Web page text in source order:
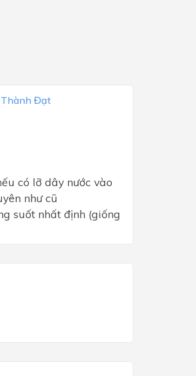
Thành Đạt
có lỡ dây nước vào
như cũ
suốt nhất định (giống